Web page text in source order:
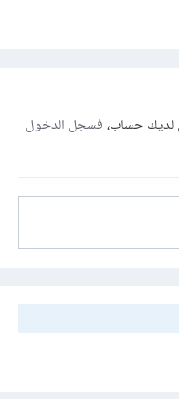
لديك حساب،فسجل الدخول